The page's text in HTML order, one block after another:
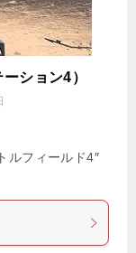
ション4）
ルフィールド4″